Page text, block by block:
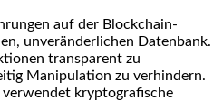
auf der Blockchain-
unveränderlichen Datenbank.
transparent zu
Manipulation zu verhindern.
verwendet kryptografische